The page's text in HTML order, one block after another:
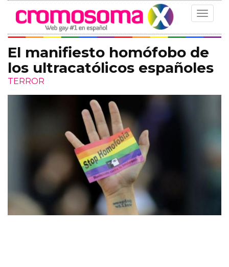
Toggle
El manifiesto homófobo de
los ultracatólicos españoles
TERROR